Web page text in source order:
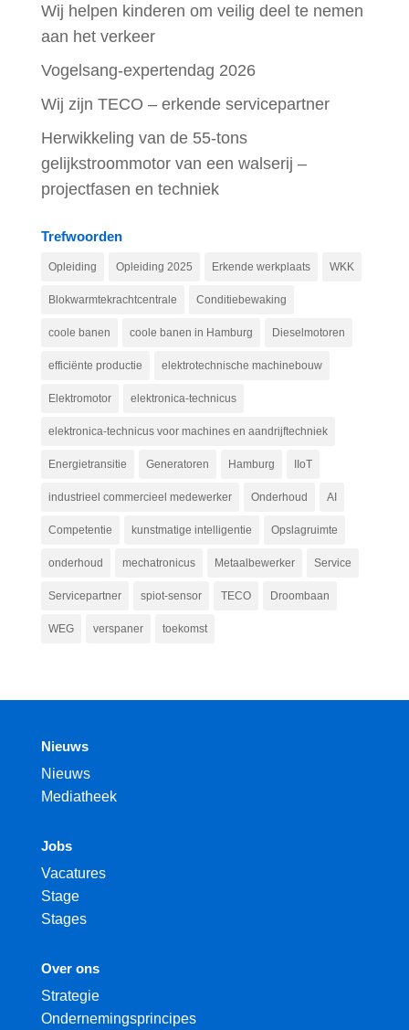
Wij helpen kinderen om veilig deel te nemen
aan het verkeer
Vogelsang-expertendag 2026
Wij zijn TECO – erkende servicepartner
Herwikkeling van de 55-tons
gelijkstroommotor van een walserij –
projectfasen en techniek
Trefwoorden
Opleiding Opleiding 2025 Erkende werkplaats WKK
Blokwarmtekrachtcentrale Conditiebewaking
coole banen coole banen in Hamburg Dieselmotoren
efficiënte productie elektrotechnische machinebouw
Elektromotor elektronica-technicus
elektronica-technicus voor machines en aandrijftechniek
Energietransitie Generatoren Hamburg IIoT
industrieel commercieel medewerker Onderhoud AI
Competentie kunstmatige intelligentie Opslagruimte
onderhoud mechatronicus Metaalbewerker Service
Servicepartner spiot-sensor TECO Droombaan
WEG verspaner toekomst
Nieuws
Nieuws
Mediatheek
Jobs
Vacatures
Stage
Stages
Over ons
Strategie
Ondernemingsprincipes